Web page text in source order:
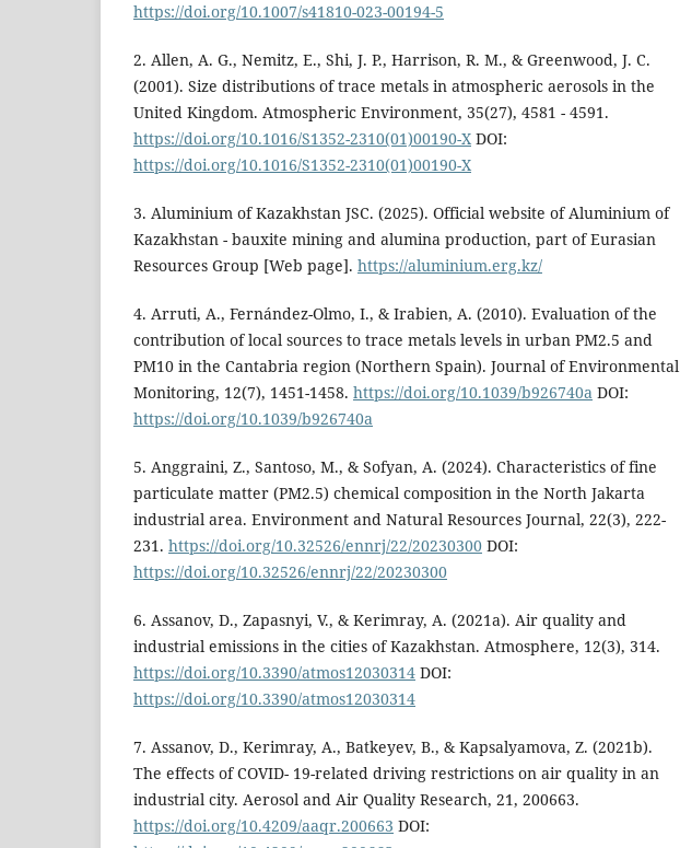
https://doi.org/10.1007/s41810-023-00194-5
2. Allen, A. G., Nemitz, E., Shi, J. P., Harrison, R. M., & Greenwood, J. C.
(2001). Size distributions of trace metals in atmospheric aerosols in the
United Kingdom. Atmospheric Environment, 35(27), 4581 - 4591.
https://doi.org/10.1016/S1352-2310(01)00190-X DOI:
https://doi.org/10.1016/S1352-2310(01)00190-X
3. Aluminium of Kazakhstan JSC. (2025). Official website of Aluminium of
Kazakhstan - bauxite mining and alumina production, part of Eurasian
Resources Group [Web page]. https://aluminium.erg.kz/
4. Arruti, A., Fernández-Olmo, I., & Irabien, A. (2010). Evaluation of the
contribution of local sources to trace metals levels in urban PM2.5 and
PM10 in the Cantabria region (Northern Spain). Journal of Environmental
Monitoring, 12(7), 1451-1458. https://doi.org/10.1039/b926740a DOI:
https://doi.org/10.1039/b926740a
5. Anggraini, Z., Santoso, M., & Sofyan, A. (2024). Characteristics of fine
particulate matter (PM2.5) chemical composition in the North Jakarta
industrial area. Environment and Natural Resources Journal, 22(3), 222-
231. https://doi.org/10.32526/ennrj/22/20230300 DOI:
https://doi.org/10.32526/ennrj/22/20230300
6. Assanov, D., Zapasnyi, V., & Kerimray, A. (2021a). Air quality and
industrial emissions in the cities of Kazakhstan. Atmosphere, 12(3), 314.
https://doi.org/10.3390/atmos12030314 DOI:
https://doi.org/10.3390/atmos12030314
7. Assanov, D., Kerimray, A., Batkeyev, B., & Kapsalyamova, Z. (2021b).
The effects of COVID- 19-related driving restrictions on air quality in an
industrial city. Aerosol and Air Quality Research, 21, 200663.
https://doi.org/10.4209/aaqr.200663 DOI: